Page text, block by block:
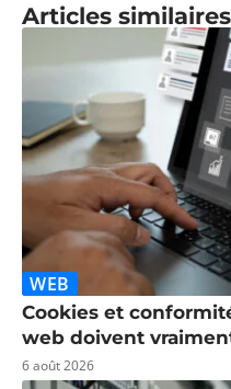
Articles similaires
WEB
Cookies et
web doivent
6 août 2026